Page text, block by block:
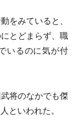
をみていると、
とどまらず、職
いるのに気が付
将のなかでも傑
といわれた。